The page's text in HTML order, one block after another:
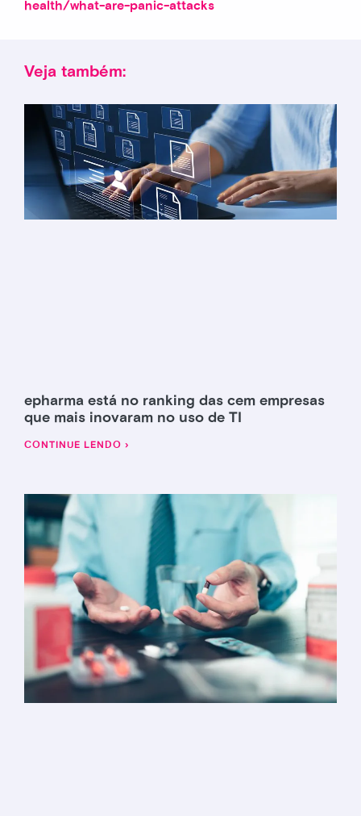
health/what-are-panic-attacks
Veja também:
epharma está no ranking das cem empresas
que mais inovaram no uso de TI
CONTINUE LENDO ›